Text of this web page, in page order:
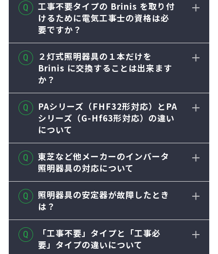
工事不要タイプの Brinis を取り付
けるために電気工事士の資格は必
要ですか？
２灯式照明器具の１本だけを
Brinis に交換することは出来ます
か？
PAシリーズ（FHF32形対応）とPA
シリーズ（G-Hf63形対応）の違い
について
東芝など他メーカーのインバータ
照明器具の対応について
照明器具の安定器が故障したとき
は？
「工事不要」タイプと「工事必
要」タイプの違いについて